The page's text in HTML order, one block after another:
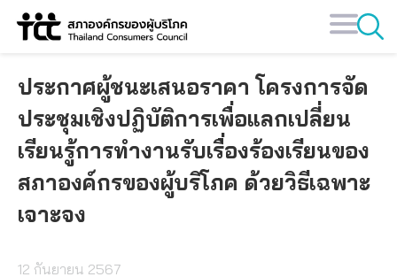
Skip
ประกาศผู้ชนะเสนอราคา โครงการจัด
ประชุมเชิงปฏิบัติการเพื่อแลกเปลี่ยน
เรียนรู้การทำงานรับเรื่องร้องเรียนของ
สภาองค์กรของผู้บริโภค ด้วยวิธีเฉพาะ
เจาะจง
12 กันยายน 2567